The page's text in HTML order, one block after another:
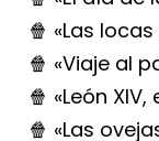
🍿 «Las
🍿 «Viaje al
🍿 «León
🍿 «Las